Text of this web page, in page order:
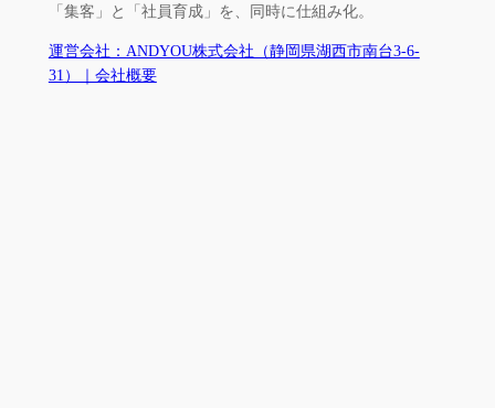
「集客」と「社員育成」を、同時に仕組み化。
運営会社：ANDYOU株式会社（静岡県湖西市南台3-6-
31）｜会社概要